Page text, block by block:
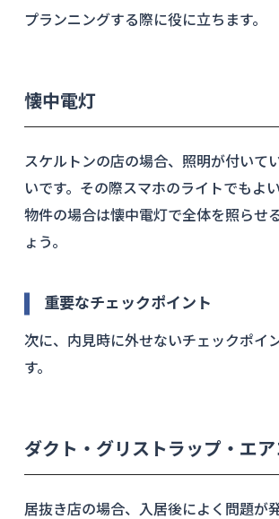
プランニングする際に役に立ちます。
懐中電灯
スケルトンの店の場合、照明が付いて
いです。その際スマホのライトでもよ
物件の場合は懐中電灯で全体を照らせ
ょう。
重要なチェックポイント
次に、内見時に外せないチェックポイ
す。
ダクト・グリストラップ・エア
居抜き店の場合、入居後によく問題が